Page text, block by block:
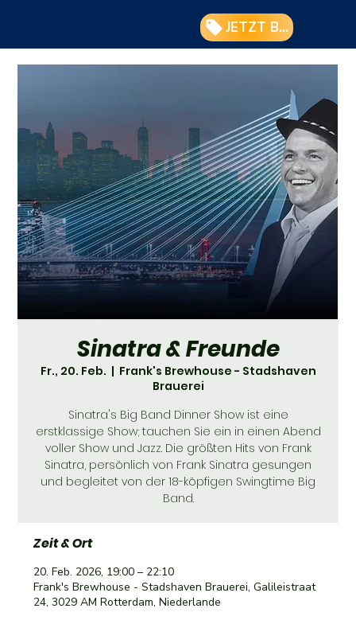
JETZT BUCHEN
Sinatra & Freunde
Fr., 20. Feb.
  |
Frank's Brewhouse - Stadshaven
Brauerei
Sinatra's Big Band Dinner Show ist eine
erstklassige Show; tauchen Sie ein in einen Abend
voller Show und Jazz. Die größten Hits von Frank
Sinatra, persönlich von Frank Sinatra gesungen
und begleitet von der 18-köpfigen Swingtime Big
Band.
Zeit & Ort
20. Feb. 2026, 19:00 – 22:10
Frank's Brewhouse - Stadshaven Brauerei, Galileistraat
24, 3029 AM Rotterdam, Niederlande